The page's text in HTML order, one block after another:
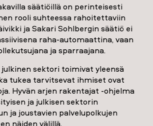
säätiöillä on perinteisesti
rooli suhteessa rahoitettaviin
ja Sakari Sohlbergin säätiö ei
raha-automaattina, vaan
ja sparraajana.
sektori toimivat yleensä
tukea tarvitsevat ihmiset ovat
Hyvän arjen rakentajat -ohjelma
ja julkisen sektorin
ja joustavien palvelupolkujen
näiden välillä.